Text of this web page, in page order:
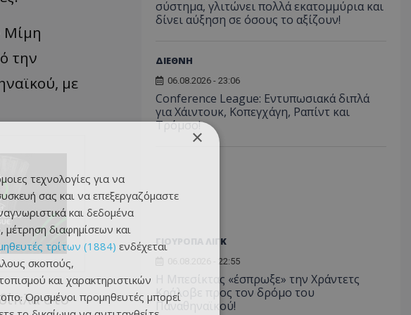
Μίμη
την
με
στο
σύστημα, γλιτώνει πολλά εκατομμύρια και
δίνει αύξηση σε όσους το αξίζουν!
ΔΙΕΘΝΗ
06.08.2026 - 23:06
Conference League: Εντυπωσιακά διπλά
για Χάιντουκ, Κοπεγχάγη, Ραπίντ και
Τρόμσο!
ΓΙΟΥΡΟΠΑ ΛΙΓΚ
06.08.2026 - 22:55
Η Μπεσίκτας «έσπρωξε» την Χράντετς
Κράλοβε προς τον δρόμο του
Παναθηναϊκού!
×
τεχνολογίες για να
σας και να επεξεργαζόμαστε
και δεδομένα
μέτρηση διαφημίσεων και
τρίτων (1884) ενδέχεται
σκοπούς,
και χαρακτηριστικών
Ορισμένοι προμηθευτές μπορεί